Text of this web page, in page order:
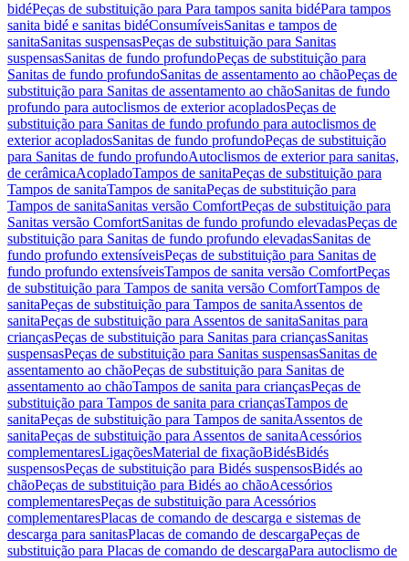
bidéPeças de substituição para Para tampos sanita bidéPara tampos
sanita bidé e sanitas bidéConsumíveisSanitas e tampos de
sanitaSanitas suspensasPeças de substituição para Sanitas
suspensasSanitas de fundo profundoPeças de substituição para
Sanitas de fundo profundoSanitas de assentamento ao chãoPeças de
substituição para Sanitas de assentamento ao chãoSanitas de fundo
profundo para autoclismos de exterior acopladosPeças de
substituição para Sanitas de fundo profundo para autoclismos de
exterior acopladosSanitas de fundo profundoPeças de substituição
para Sanitas de fundo profundoAutoclismos de exterior para sanitas,
de cerâmicaAcopladoTampos de sanitaPeças de substituição para
Tampos de sanitaTampos de sanitaPeças de substituição para
Tampos de sanitaSanitas versão ComfortPeças de substituição para
Sanitas versão ComfortSanitas de fundo profundo elevadasPeças de
substituição para Sanitas de fundo profundo elevadasSanitas de
fundo profundo extensíveisPeças de substituição para Sanitas de
fundo profundo extensíveisTampos de sanita versão ComfortPeças
de substituição para Tampos de sanita versão ComfortTampos de
sanitaPeças de substituição para Tampos de sanitaAssentos de
sanitaPeças de substituição para Assentos de sanitaSanitas para
criançasPeças de substituição para Sanitas para criançasSanitas
suspensasPeças de substituição para Sanitas suspensasSanitas de
assentamento ao chãoPeças de substituição para Sanitas de
assentamento ao chãoTampos de sanita para criançasPeças de
substituição para Tampos de sanita para criançasTampos de
sanitaPeças de substituição para Tampos de sanitaAssentos de
sanitaPeças de substituição para Assentos de sanitaAcessórios
complementaresLigaçõesMaterial de fixaçãoBidésBidés
suspensosPeças de substituição para Bidés suspensosBidés ao
chãoPeças de substituição para Bidés ao chãoAcessórios
complementaresPeças de substituição para Acessórios
complementaresPlacas de comando de descarga e sistemas de
descarga para sanitasPlacas de comando de descargaPeças de
substituição para Placas de comando de descargaPara autoclismo de